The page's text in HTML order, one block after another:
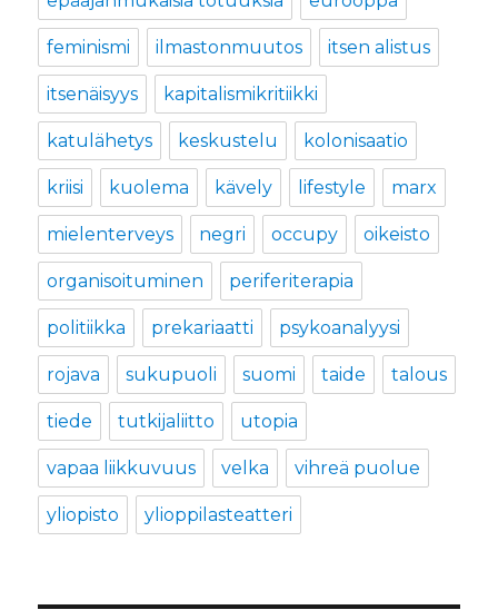
feminismi ilmastonmuutos itsen alistus
itsenäisyys kapitalismikritiikki
katulähetys keskustelu kolonisaatio
kriisi kuolema kävely lifestyle marx
mielenterveys negri occupy oikeisto
organisoituminen periferiterapia
politiikka prekariaatti psykoanalyysi
rojava sukupuoli suomi taide talous
tiede tutkijaliitto utopia
vapaa liikkuvuus velka vihreä puolue
yliopisto ylioppilasteatteri